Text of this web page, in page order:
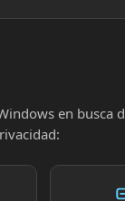
en busca